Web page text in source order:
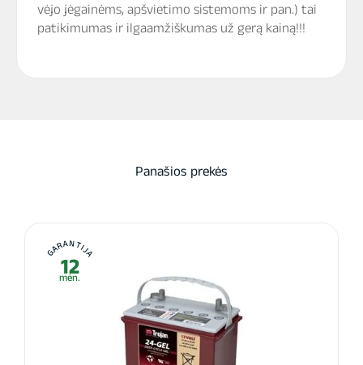
vėjo jėgainėms, apšvietimo sistemoms ir pan.) tai
patikimumas ir ilgaamžiškumas už gerą kainą!!!
Panašios prekės
GARANTIJA
12
mėn.